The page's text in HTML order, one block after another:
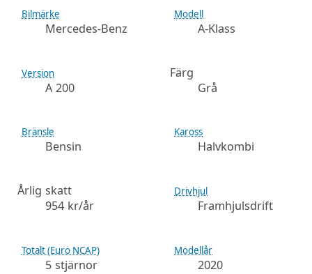
Bilmärke
Mercedes-Benz
Modell
A-Klass
Version
A 200
Färg
Grå
Bränsle
Bensin
Kaross
Halvkombi
Årlig skatt
954 kr/år
Drivhjul
Framhjulsdrift
Totalt (Euro NCAP)
5 stjärnor
Modellår
2020